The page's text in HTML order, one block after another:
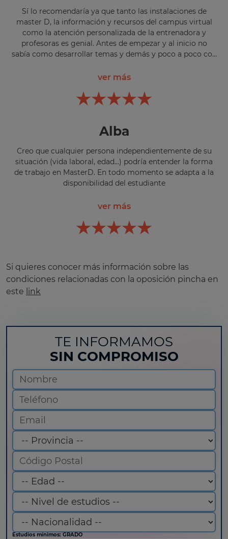
dando ánimos, no tiene precio y es siempre una gran
ayuda.
Sí lo recomendaría ya que tanto las instalaciones de
master D, la información y recursos del campus virtual
como la atención personalizada de la entrenadora y
profesoras es genial. Antes de empezar y al inicio no
sabía como desarrollar temas y demás y poco a poco con
mejorando para hacer bien las pruebas de nivel y
ver más
Alba
Creo que cualquier persona independientemente de su
situación (vida laboral, edad...) podría entender la forma
de trabajo en MasterD. En todo momento se adapta a la
disponibilidad del estudiante
ver más
Si quieres conocer más información sobre las
condiciones relacionadas con la oposición pincha en
este link
TE INFORMAMOS
SIN COMPROMISO
Estudios mínimos: GRADO